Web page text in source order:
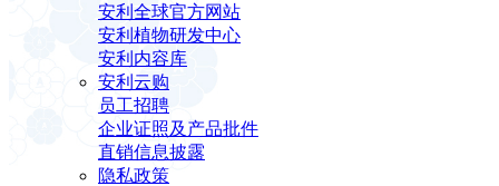
安利全球官方网站
安利植物研发中心
安利内容库
安利云购
员工招聘
企业证照及产品批件
直销信息披露
隐私政策